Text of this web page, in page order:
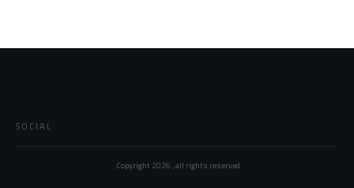
SOCIAL
Copyright2026, all rights reserved.